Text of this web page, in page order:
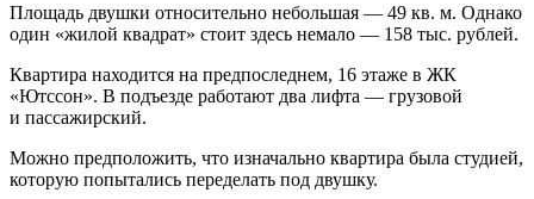
Площадь двушки относительно небольшая — 49 кв. м. Однако
один «жилой квадрат» стоит здесь немало — 158 тыс. рублей.
Квартира находится на предпоследнем, 16 этаже в ЖК
«Ютссон». В подъезде работают два лифта — грузовой
и пассажирский.
Можно предположить, что изначально квартира была студией,
которую попытались переделать под двушку.